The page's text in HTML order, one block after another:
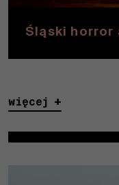
Śląski horror
więcej